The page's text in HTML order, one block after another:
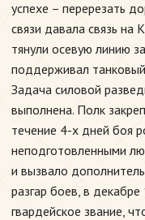
успехе – перерезать
связи давала связь на
тянули осевую линию
поддерживал
Задача силовой
выполнена. Полк
течение 4-х дней боя
неподготовленными
и вызвало
разгар боев, в
гвардейское звание,